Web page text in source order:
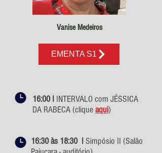
Vanise Medeiros
EMENTA S1
16:00 I INTERVALO com JÉSSICA
DA RABECA (cliqueaqui)
16:30 às 18:30 I Simpósio II (Salão